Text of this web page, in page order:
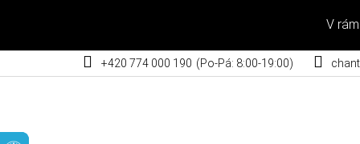
V
+420 774 000 190